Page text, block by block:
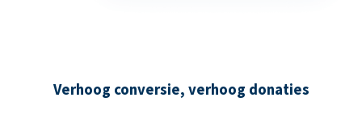
Verhoog conversie, verhoog donaties